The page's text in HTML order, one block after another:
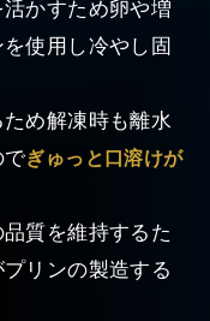
かすため卵や増
使用し冷やし固
め解凍時も離水
でぎゅっと口溶けが
質を維持するた
リンの製造する